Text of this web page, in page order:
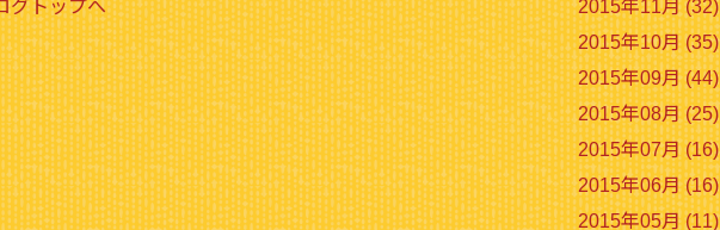
グトップへ
2015年11月 (32)
2015年10月 (35)
2015年09月 (44)
2015年08月 (25)
2015年07月 (16)
2015年06月 (16)
2015年05月 (11)